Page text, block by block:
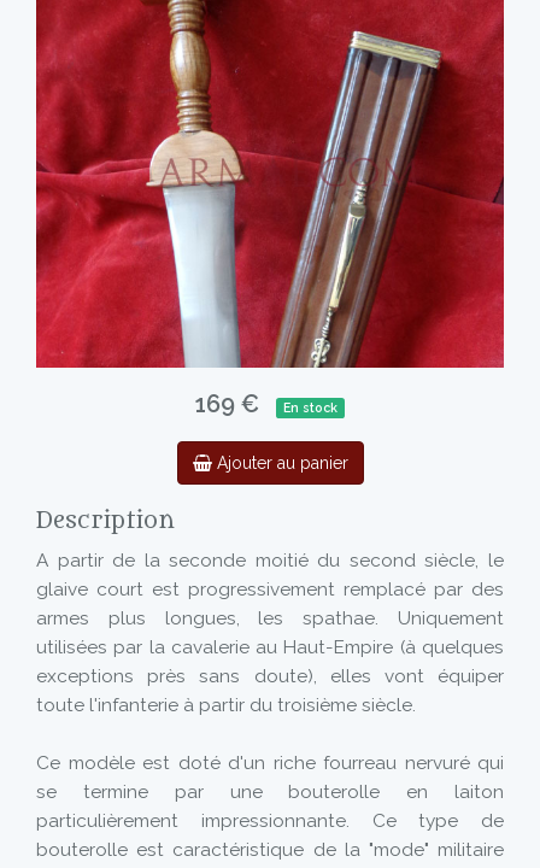
169 € En stock
Ajouter au panier
Description
A partir de la seconde moitié du second siècle, le
glaive court est progressivement remplacé par des
armes plus longues, les spathae. Uniquement
utilisées par la cavalerie au Haut-Empire (à quelques
exceptions près sans doute), elles vont équiper
toute l'infanterie à partir du troisième siècle.
Ce modèle est doté d'un riche fourreau nervuré qui
se termine par une bouterolle en laiton
particulièrement impressionnante. Ce type de
bouterolle est caractéristique de la "mode" militaire